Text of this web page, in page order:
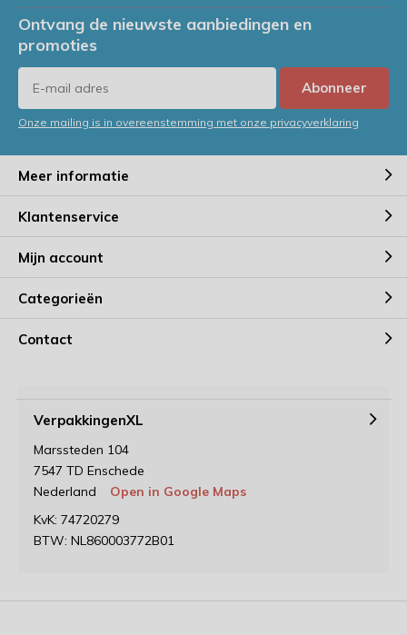
Ontvang de nieuwste aanbiedingen en
promoties
Abonneer
Onze mailing is in overeenstemming met onze privacyverklaring
Meer informatie
Klantenservice
Mijn account
Categorieën
Contact
VerpakkingenXL
Marssteden 104
7547 TD Enschede
Nederland
Open in Google Maps
KvK: 74720279
BTW: NL860003772B01